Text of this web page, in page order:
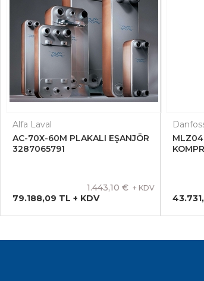
Alfa Laval
AC-70X-60M PLAKALI EŞANJÖR
3287065791
1.443,10 € + KDV
79.188,09 TL + KDV